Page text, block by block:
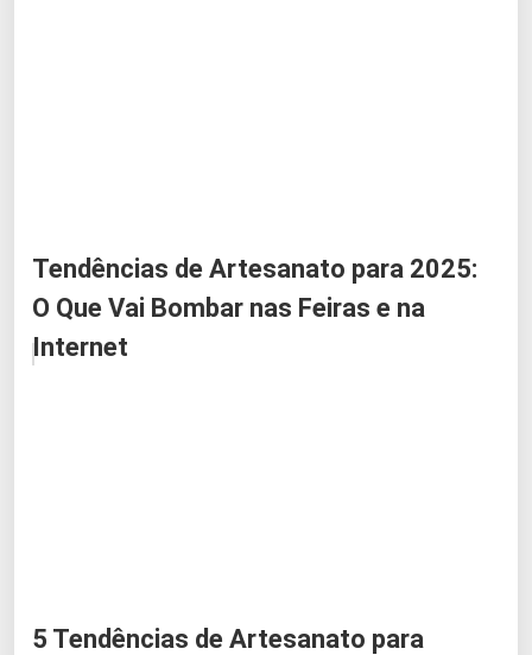
Tendências de Artesanato para 2025:
O Que Vai Bombar nas Feiras e na
Internet
5 Tendências de Artesanato para